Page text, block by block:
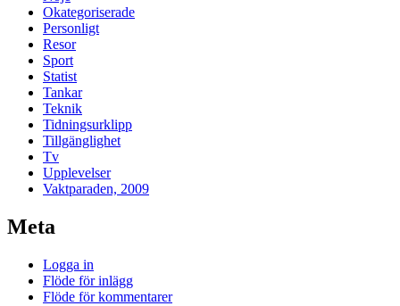
Okategoriserade
Personligt
Resor
Sport
Statist
Tankar
Teknik
Tidningsurklipp
Tillgänglighet
Tv
Upplevelser
Vaktparaden, 2009
Meta
Logga in
Flöde för inlägg
Flöde för kommentarer